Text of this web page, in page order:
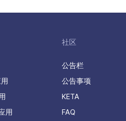
用
社区
公告栏
公告事项
KETA
FAQ